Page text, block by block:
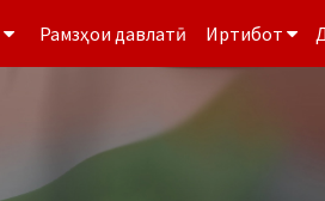
Рамзҳои давлатӣ Иртибот